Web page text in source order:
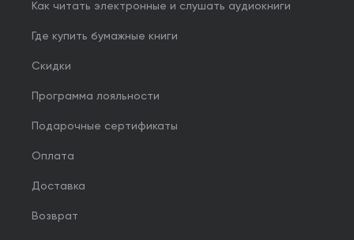
Как читать электронные и слушать аудиокниги
Где купить бумажные книги
Скидки
Программа лояльности
Подарочные сертификаты
Оплата
Доставка
Возврат